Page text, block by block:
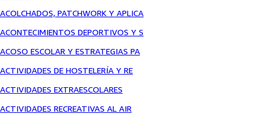
ACOLCHADOS, PATCHWORK Y APLICA
ACONTECIMIENTOS DEPORTIVOS Y S
ACOSO ESCOLAR Y ESTRATEGIAS PA
ACTIVIDADES DE HOSTELERÍA Y RE
ACTIVIDADES EXTRAESCOLARES
ACTIVIDADES RECREATIVAS AL AIR